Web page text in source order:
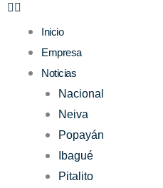
Inicio
Empresa
Noticias
Nacional
Neiva
Popayán
Ibagué
Pitalito